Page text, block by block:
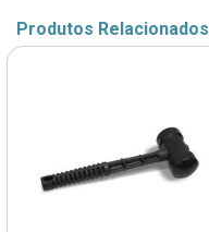
Produtos Relacionados